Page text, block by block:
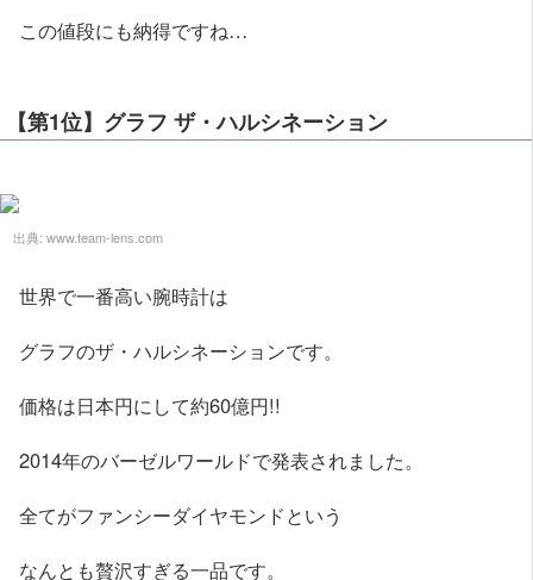
この値段にも納得ですね…
【第1位】グラフ ザ・ハルシネーション
出典: www.team-lens.com
世界で一番高い腕時計は
グラフのザ・ハルシネーションです。
価格は日本円にして約60億円!!
2014年のバーゼルワールドで発表されました。
全てがファンシーダイヤモンドという
なんとも贅沢すぎる一品です。